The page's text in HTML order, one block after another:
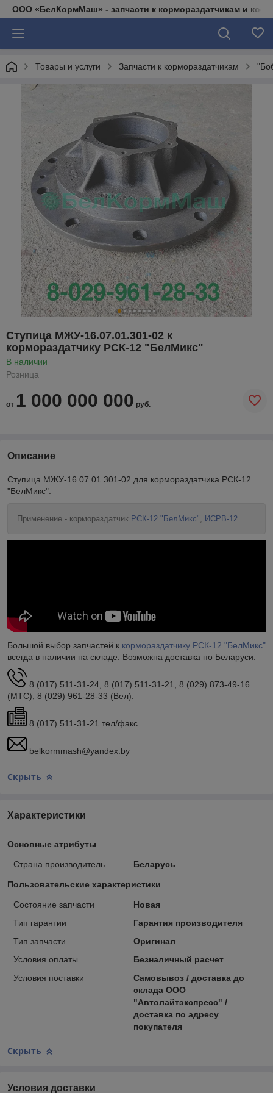
ООО «БелКормМаш» - запчасти к кормораздатчикам и
Товары и услуги Запчасти к кормораздатчикам
Ступица МЖУ-16.07.01.301-02 к
кормораздатчику РСК-12 "БелМикс"
В наличии
Розница
от 1 000 000 000 руб.
Описание
Ступица МЖУ-16.07.01.301-02 для кормораздатчика РСК-12
"БелМикс".
Применение - кормораздатчик РСК-12 "БелМикс" ИСРВ-12
Большой выбор запчастей к кормораздатчику РСК-12 "БелМикс"
всегда в наличии на складе. Возможна доставка по Беларуси.
8 (017) 511-31-24, 8 (017) 511-31-21, 8 (029) 873-49-16
(МТС), 8 (029) 961-28-33 (Вел).
8 (017) 511-31-21 тел/факс.
belkormmash@yandex.by
Скрыть
Характеристики
Основные атрибуты
Страна производитель Беларусь
Пользовательские характеристики
Состояние запчасти
Новая
Тип гарантии
Гарантия производителя
Тип запчасти
Оригинал
Условия оплаты
Безналичный расчет
Условия поставки
Самовывоз / доставка до
склада ООО
"Автолайтэкспресс" /
доставка по адресу
покупателя
Скрыть
Условия доставки